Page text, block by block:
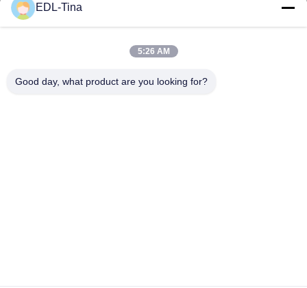
08:30-17:30
방 1003, 나샤 국제 재능 항구, 167 하이빈 로드, 나샤 스트리트, 광
EDL-Tina
5:26 AM
Good day, what product are you looking for?